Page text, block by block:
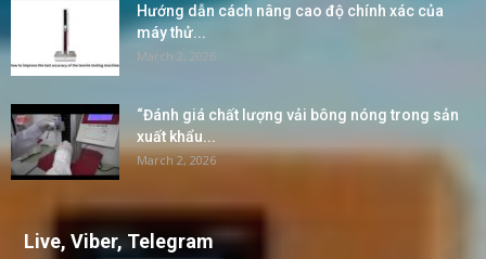
Hướng dẫn cách nâng cao độ chính xác của
máy thử...
March 2, 2026
“Đánh giá chất lượng vải bông nóng trong sản
xuất khẩu...
March 2, 2026
Live, Viber, Telegram